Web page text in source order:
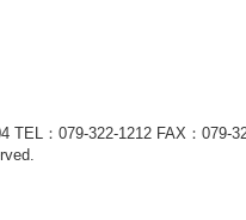
TEL：079-322-1212 FAX：079-